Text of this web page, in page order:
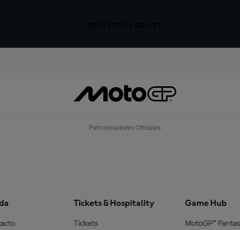
Patrocinadores Oficiales
Tickets & Hospitality
Tickets
Game Hub
MotoGP™